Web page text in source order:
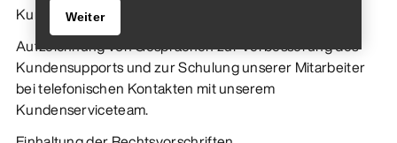
Kundenservice
Aufzeichnung von Gesprächen zur Verbesserung des
Kundensupports und zur Schulung unserer Mitarbeiter
bei telefonischen Kontakten mit unserem
Kundenserviceteam.
Weiter